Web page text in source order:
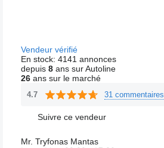
Vendeur vérifié
En stock: 4141 annonces
depuis 8ans sur Autoline
26ans sur le marché
4.7 31 commentaires
Suivre ce vendeur
Mr. Tryfonas Mantas